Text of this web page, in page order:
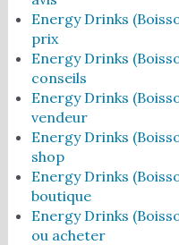
Energy Drinks
prix
Energy Drinks
conseils
Energy Drinks
vendeur
Energy Drinks
shop
Energy Drinks
boutique
Energy Drinks
ou acheter